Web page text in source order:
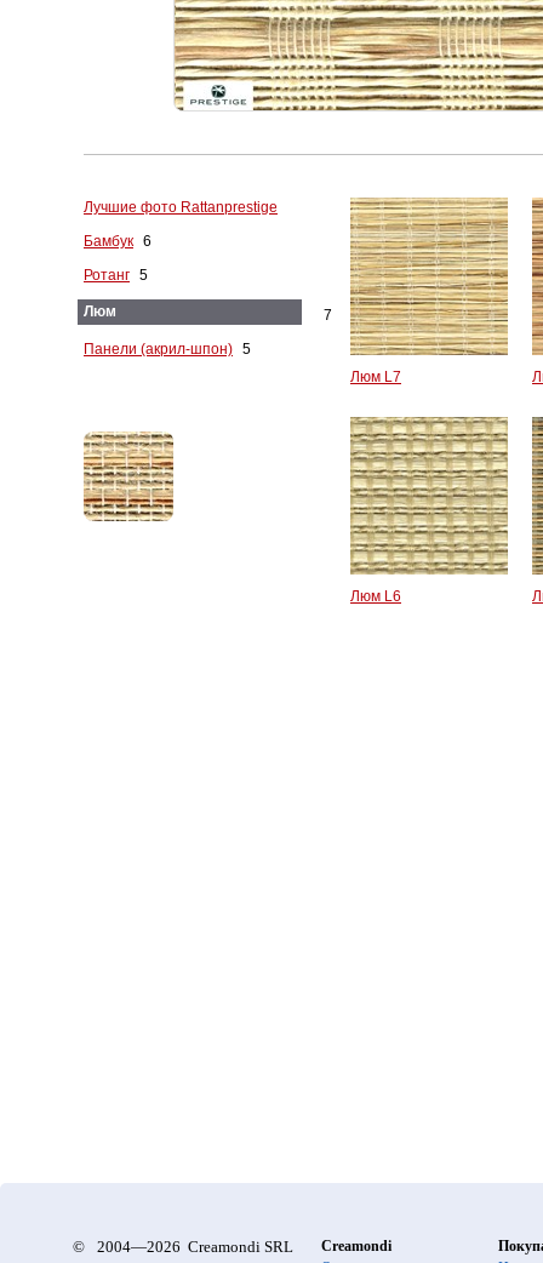
Лучшие фото Rattanprestige
Бамбук 6
Ротанг 5
Люм
7
Панели (акрил-шпон) 5
Люм L7
Люм L6
© 2004—2026 Creamondi SRL
Creamondi